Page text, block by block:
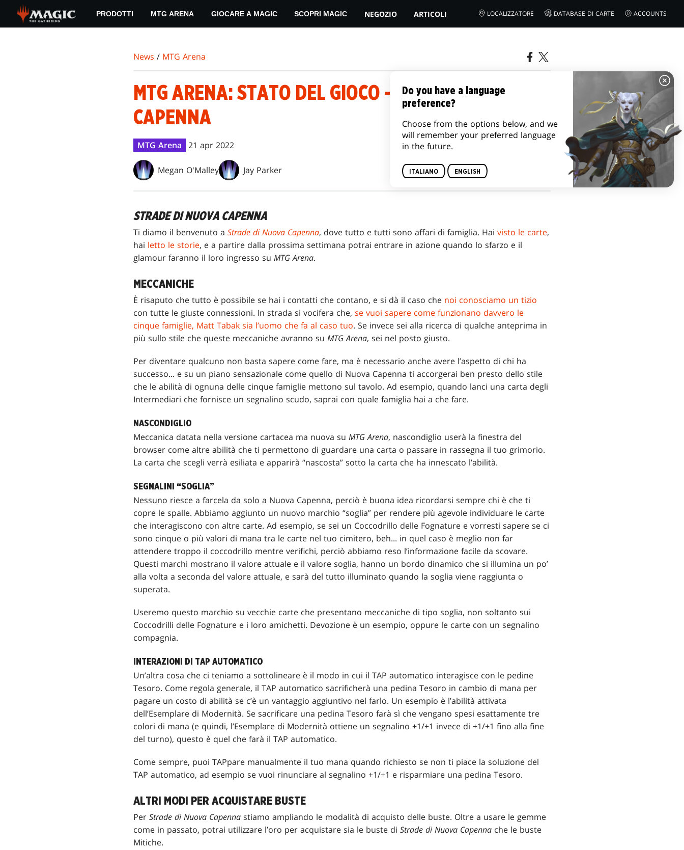
main
PRODOTTI MTG ARENA GIOCARE A MAGIC SCOPRI MAGIC NEGOZIO ARTICOLI LOCALIZZATORE DATABASE DI CARTE ACCOUNTS
News / MTG Arena
MTG ARENA: STATO DEL GIOCO - STRADE DI NUOVA
CAPENNA
MTG Arena 21 apr 2022
Megan O'Malley Jay Parker
STRADE DI NUOVA CAPENNA
Ti diamo il benvenuto a Strade di Nuova Capenna, dove tutto e tutti sono affari di famiglia. Hai visto le carte,
hai letto le storie, e a partire dalla prossima settimana potrai entrare in azione quando lo sfarzo e il
glamour faranno il loro ingresso su MTG Arena.
MECCANICHE
È risaputo che tutto è possibile se hai i contatti che contano, e si dà il caso che noi conosciamo un tizio
con tutte le giuste connessioni. In strada si vocifera che, se vuoi sapere come funzionano davvero le
cinque famiglie, Matt Tabak sia l’uomo che fa al caso tuo. Se invece sei alla ricerca di qualche anteprima in
più sullo stile che queste meccaniche avranno su MTG Arena, sei nel posto giusto.
Per diventare qualcuno non basta sapere come fare, ma è necessario anche avere l’aspetto di chi ha
successo... e su un piano sensazionale come quello di Nuova Capenna ti accorgerai ben presto dello stile
che le abilità di ognuna delle cinque famiglie mettono sul tavolo. Ad esempio, quando lanci una carta degli
Intermediari che fornisce un segnalino scudo, saprai con quale famiglia hai a che fare.
NASCONDIGLIO
Meccanica datata nella versione cartacea ma nuova su MTG Arena, nascondiglio userà la finestra del
browser come altre abilità che ti permettono di guardare una carta o passare in rassegna il tuo grimorio.
La carta che scegli verrà esiliata e apparirà “nascosta” sotto la carta che ha innescato l’abilità.
SEGNALINI “SOGLIA”
Nessuno riesce a farcela da solo a Nuova Capenna, perciò è buona idea ricordarsi sempre chi è che ti
copre le spalle. Abbiamo aggiunto un nuovo marchio “soglia” per rendere più agevole individuare le carte
che interagiscono con altre carte. Ad esempio, se sei un Coccodrillo delle Fognature e vorresti sapere se ci
sono cinque o più valori di mana tra le carte nel tuo cimitero, beh... in quel caso è meglio non far
attendere troppo il coccodrillo mentre verifichi, perciò abbiamo reso l’informazione facile da scovare.
Questi marchi mostrano il valore attuale e il valore soglia, hanno un bordo dinamico che si illumina un po’
alla volta a seconda del valore attuale, e sarà del tutto illuminato quando la soglia viene raggiunta o
superata.
Useremo questo marchio su vecchie carte che presentano meccaniche di tipo soglia, non soltanto sui
Coccodrilli delle Fognature e i loro amichetti. Devozione è un esempio, oppure le carte con un segnalino
compagnia.
INTERAZIONI DI TAP AUTOMATICO
Un’altra cosa che ci teniamo a sottolineare è il modo in cui il TAP automatico interagisce con le pedine
Tesoro. Come regola generale, il TAP automatico sacrificherà una pedina Tesoro in cambio di mana per
pagare un costo di abilità se c’è un vantaggio aggiuntivo nel farlo. Un esempio è l’abilità attivata
dell’Esemplare di Modernità. Se sacrificare una pedina Tesoro farà sì che vengano spesi esattamente tre
colori di mana (e quindi, l’Esemplare di Modernità ottiene un segnalino +1/+1 invece di +1/+1 fino alla fine
del turno), questo è quel che farà il TAP automatico.
Come sempre, puoi TAPpare manualmente il tuo mana quando richiesto se non ti piace la soluzione del
TAP automatico, ad esempio se vuoi rinunciare al segnalino +1/+1 e risparmiare una pedina Tesoro.
ALTRI MODI PER ACQUISTARE BUSTE
Per Strade di Nuova Capenna stiamo ampliando le modalità di acquisto delle buste. Oltre a usare le gemme
come in passato, potrai utilizzare l’oro per acquistare sia le buste di Strade di Nuova Capenna che le buste
Mitiche.
Do you have a language
preference?
Choose from the options below, and we
will remember your preferred language
in the future.
ITALIANO ENGLISH